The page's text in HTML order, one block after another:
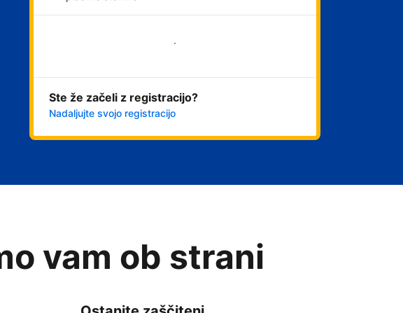
Ste že začeli z registracijo?
Nadaljujte svojo registracijo
vam ob strani